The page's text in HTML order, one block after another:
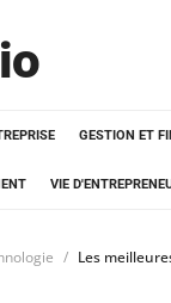
GESTION ET
VIE
Les